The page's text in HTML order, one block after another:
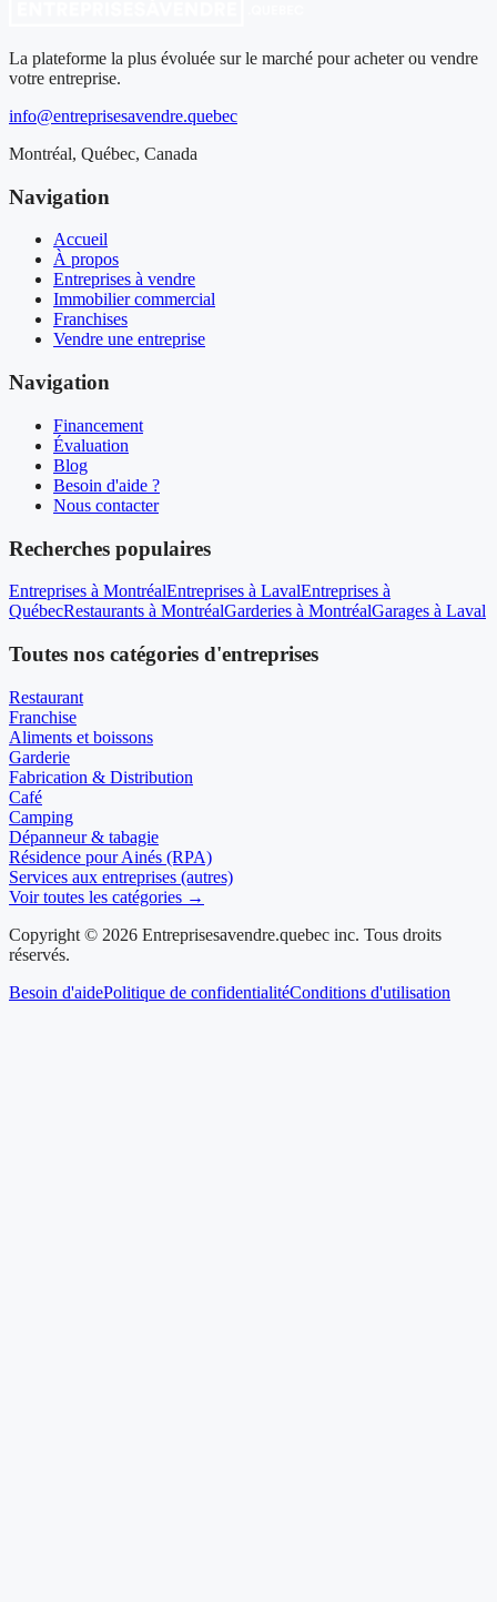
La plateforme la plus évoluée sur le marché pour acheter ou vendre
votre entreprise.
info@entreprisesavendre.quebec
Montréal, Québec, Canada
Navigation
Accueil
À propos
Entreprises à vendre
Immobilier commercial
Franchises
Vendre une entreprise
Navigation
Financement
Évaluation
Blog
Besoin d'aide ?
Nous contacter
Recherches populaires
Entreprises à MontréalEntreprises à LavalEntreprises à
QuébecRestaurants à MontréalGarderies à MontréalGarages à Laval
Toutes nos catégories d'entreprises
Restaurant
Franchise
Aliments et boissons
Garderie
Fabrication & Distribution
Café
Camping
Dépanneur & tabagie
Résidence pour Ainés (RPA)
Services aux entreprises (autres)
Voir toutes les catégories →
Copyright © 2026 Entreprisesavendre.quebec inc. Tous droits
réservés.
Besoin d'aidePolitique de confidentialitéConditions d'utilisation